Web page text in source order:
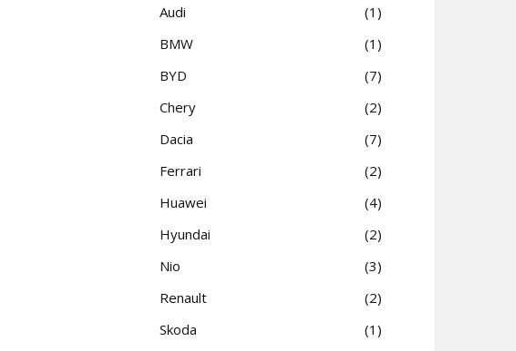
Audi
1
BMW
1
BYD
7
Chery
2
Dacia
7
Ferrari
2
Huawei
4
Hyundai
2
Nio
3
Renault
2
Skoda
1